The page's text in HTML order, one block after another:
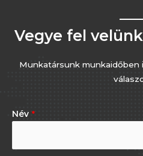
Vegye fel
Munkatársunk munkaidőben
Név *